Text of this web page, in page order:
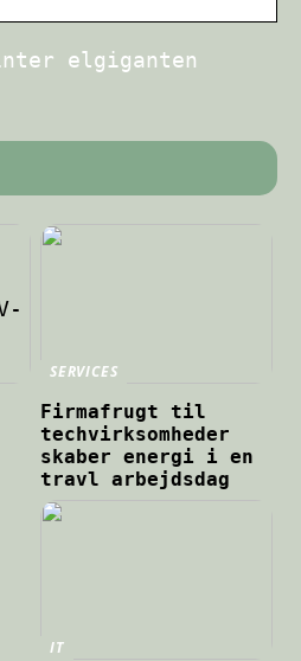
elgiganten
SERVICES
Firmafrugt til
techvirksomheder
skaber energi i en
travl arbejdsdag
IT